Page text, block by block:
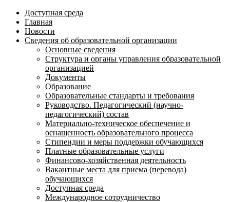
Доступная среда
Главная
Новости
Сведения об образовательной организации
Основные сведения
Структура и органы управления образовательной
организацией
Документы
Образование
Образовательные стандарты и требования
Руководство. Педагогический (научно-
педагогический) состав
Материально-техническое обеспечение и
оснащенность образовательного процесса
Стипендии и меры поддержки обучающихся
Платные образовательные услуги
Финансово-хозяйственная деятельность
Вакантные места для приема (перевода)
обучающихся
Доступная среда
Международное сотрудничество